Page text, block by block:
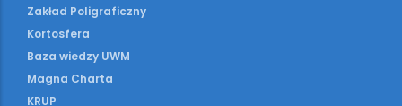
Zakład Poligraficzny
Kortosfera
Baza wiedzy UWM
Magna Charta
KRUP